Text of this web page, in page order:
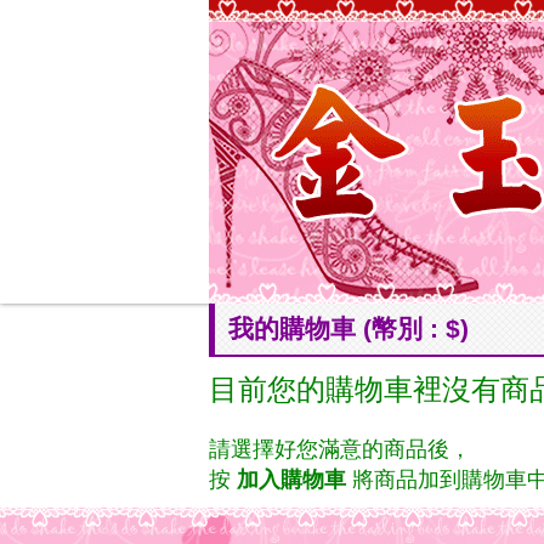
我的購物車 (幣別 : $)
目前您的購物車裡沒有商
請選擇好您滿意的商品後，
按 加入購物車 將商品加到購物車